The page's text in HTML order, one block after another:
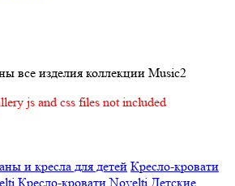
все изделия коллекции Music2
js and css files not included
и кресла для детей Кресло-кровати
Кресло-кровати Novelti Детские